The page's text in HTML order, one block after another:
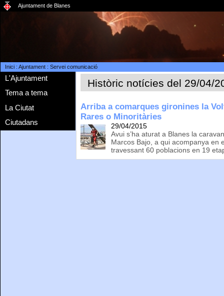
Ajuntament de Blanes
Inici: Ajuntament: Servei comunicació
L'Ajuntament
Tema a tema
La Ciutat
Ciutadans
Històric notícies del 29/04/
Arriba a comarques gironines la
Rares o Minoritàries
29/04/2015
Avui s’ha aturat a Blanes la
Marcos Bajo, a qui acompanya en
travessant 60 poblacions en 19